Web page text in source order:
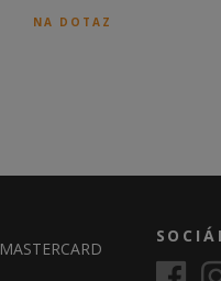
NA DOTAZ
MASTERCARD